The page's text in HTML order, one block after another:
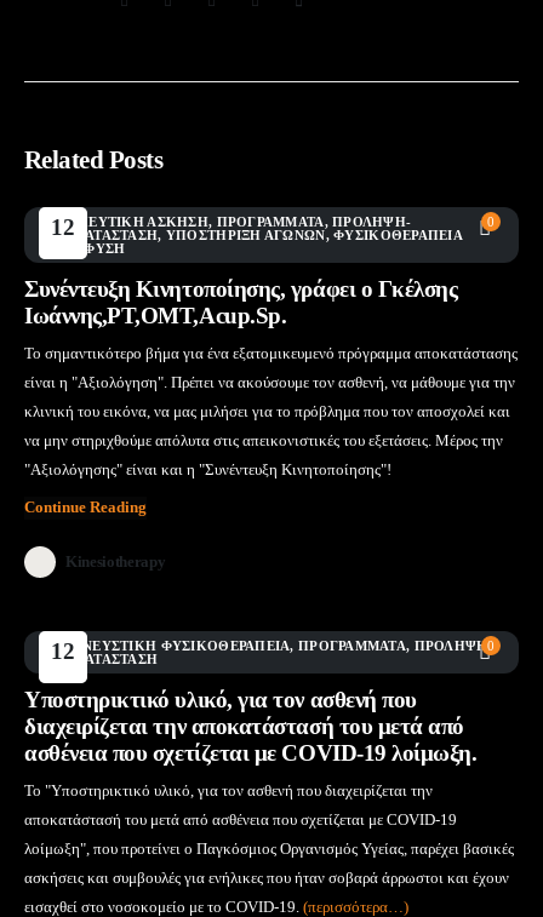
Related Posts
12 0
ΘΕΡΑΠΕΥΤΙΚΉ ΆΣΚΗΣΗ, ΠΡΟΓΡΆΜΜΑΤΑ,ΠΡΌΛΗΨΗ-
ΑΠΟΚΑΤΆΣΤΑΣΗ, ΥΠΟΣΤΉΡΙΞΗ ΑΓΏΝΩΝ,ΦΥΣΙΚΟΘΕΡΑΠΕΊΑ
ΣΤΗΝ ΦΎΣΗ
Συνέντευξη Κινητοποίησης, γράφει ο Γκέλσης
Ιωάννης,PT,OMT,Acup.Sp.
Το σημαντικότερο βήμα για ένα εξατομικευμενό πρόγραμμα αποκατάστασης
είναι η "Αξιολόγηση". Πρέπει να ακούσουμε τον ασθενή, να μάθουμε για την
κλινική του εικόνα, να μας μιλήσει για το πρόβλημα που τον αποσχολεί και
να μην στηριχθούμε απόλυτα στις απεικονιστικές του εξετάσεις. Μέρος την
"Αξιολόγησης" είναι και η "Συνέντευξη Κινητοποίησης"!
Continue Reading
Kinesiotherapy
12 0
ΑΝΑΠΝΕΥΣΤΙΚΉ ΦΥΣΙΚΟΘΕΡΑΠΕΊΑ, ΠΡΟΓΡΆΜΜΑΤΑ, ΠΡΌΛΗΨΗ-
ΑΠΟΚΑΤΆΣΤΑΣΗ
Υποστηρικτικό υλικό, για τον ασθενή που
διαχειρίζεται την αποκατάστασή του μετά από
ασθένεια που σχετίζεται με COVID-19 λοίμωξη.
Το "Υποστηρικτικό υλικό, για τον ασθενή που διαχειρίζεται την
αποκατάστασή του μετά από ασθένεια που σχετίζεται με COVID-19
λοίμωξη", που προτείνει ο Παγκόσμιος Οργανισμός Υγείας, παρέχει βασικές
ασκήσεις και συμβουλές για ενήλικες που ήταν σοβαρά άρρωστοι και έχουν
εισαχθεί στο νοσοκομείο με το COVID-19. (περισσότερα…)